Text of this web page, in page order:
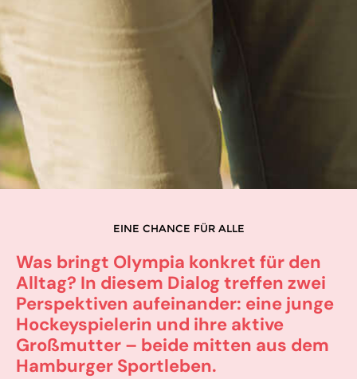
EINE CHANCE FÜR ALLE
Was bringt Olympia konkret für den
Alltag? In diesem Dialog treffen zwei
Perspektiven aufeinander: eine junge
Hockeyspielerin und ihre aktive
Großmutter – beide mitten aus dem
Hamburger Sportleben.